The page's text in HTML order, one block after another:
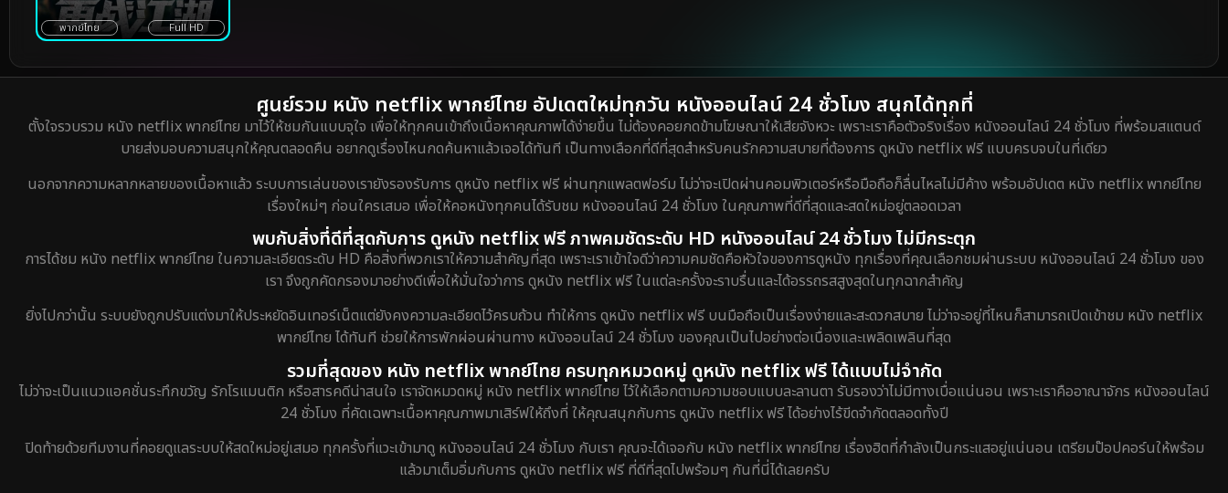
พากย์ไทย Full HD
ศูนย์รวม หนัง netflix พากย์ไทย อัปเดตใหม่ทุกวัน หนังออนไลน์ 24 ชั่วโมง สนุกได้ทุกที่
ตั้งใจรวบรวม หนัง netflix พากย์ไทย มาไว้ให้ชมกันแบบจุใจ เพื่อให้ทุกคนเข้าถึงเนื้อหาคุณภาพได้ง่ายขึ้น ไม่ต้องคอยกดข้ามโฆษณาให้เสียจังหวะ เพราะเราคือตัวจริงเรื่อง หนังออนไลน์ 24 ชั่วโมง ที่พร้อมสแตนด์
บายส่งมอบความสนุกให้คุณตลอดคืน อยากดูเรื่องไหนกดค้นหาแล้วเจอได้ทันที เป็นทางเลือกที่ดีที่สุดสำหรับคนรักความสบายที่ต้องการ ดูหนัง netflix ฟรี แบบครบจบในที่เดียว
นอกจากความหลากหลายของเนื้อหาแล้ว ระบบการเล่นของเรายังรองรับการ ดูหนัง netflix ฟรี ผ่านทุกแพลตฟอร์ม ไม่ว่าจะเปิดผ่านคอมพิวเตอร์หรือมือถือก็ลื่นไหลไม่มีค้าง พร้อมอัปเดต หนัง netflix พากย์ไทย
เรื่องใหม่ๆ ก่อนใครเสมอ เพื่อให้คอหนังทุกคนได้รับชม หนังออนไลน์ 24 ชั่วโมง ในคุณภาพที่ดีที่สุดและสดใหม่อยู่ตลอดเวลา
พบกับสิ่งที่ดีที่สุดกับการ ดูหนัง netflix ฟรี ภาพคมชัดระดับ HD หนังออนไลน์ 24 ชั่วโมง ไม่มีกระตุก
การได้ชม หนัง netflix พากย์ไทย ในความละเอียดระดับ HD คือสิ่งที่พวกเราให้ความสำคัญที่สุด เพราะเราเข้าใจดีว่าความคมชัดคือหัวใจของการดูหนัง ทุกเรื่องที่คุณเลือกชมผ่านระบบ หนังออนไลน์ 24 ชั่วโมง ของ
เรา จึงถูกคัดกรองมาอย่างดีเพื่อให้มั่นใจว่าการ ดูหนัง netflix ฟรี ในแต่ละครั้งจะราบรื่นและได้อรรถรสสูงสุดในทุกฉากสำคัญ
ยิ่งไปกว่านั้น ระบบยังถูกปรับแต่งมาให้ประหยัดอินเทอร์เน็ตแต่ยังคงความละเอียดไว้ครบถ้วน ทำให้การ ดูหนัง netflix ฟรี บนมือถือเป็นเรื่องง่ายและสะดวกสบาย ไม่ว่าจะอยู่ที่ไหนก็สามารถเปิดเข้าชม หนัง netflix
พากย์ไทย ได้ทันที ช่วยให้การพักผ่อนผ่านทาง หนังออนไลน์ 24 ชั่วโมง ของคุณเป็นไปอย่างต่อเนื่องและเพลิดเพลินที่สุด
รวมที่สุดของ หนัง netflix พากย์ไทย ครบทุกหมวดหมู่ ดูหนัง netflix ฟรี ได้แบบไม่จำกัด
ไม่ว่าจะเป็นแนวแอคชั่นระทึกขวัญ รักโรแมนติก หรือสารคดีน่าสนใจ เราจัดหมวดหมู่ หนัง netflix พากย์ไทย ไว้ให้เลือกตามความชอบแบบละลานตา รับรองว่าไม่มีทางเบื่อแน่นอน เพราะเราคืออาณาจักร หนังออนไลน์
24 ชั่วโมง ที่คัดเฉพาะเนื้อหาคุณภาพมาเสิร์ฟให้ถึงที่ ให้คุณสนุกกับการ ดูหนัง netflix ฟรี ได้อย่างไร้ขีดจำกัดตลอดทั้งปี
ปิดท้ายด้วยทีมงานที่คอยดูแลระบบให้สดใหม่อยู่เสมอ ทุกครั้งที่แวะเข้ามาดู หนังออนไลน์ 24 ชั่วโมง กับเรา คุณจะได้เจอกับ หนัง netflix พากย์ไทย เรื่องฮิตที่กำลังเป็นกระแสอยู่แน่นอน เตรียมป๊อปคอร์นให้พร้อม
แล้วมาเต็มอิ่มกับการ ดูหนัง netflix ฟรี ที่ดีที่สุดไปพร้อมๆ กันที่นี่ได้เลยครับ